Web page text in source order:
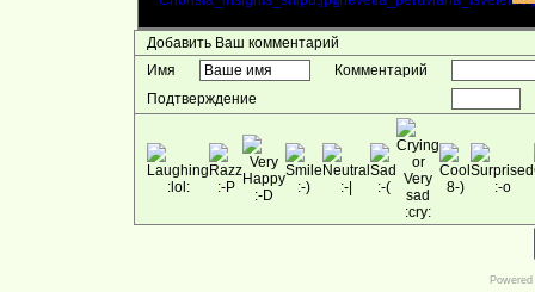
Добавить Ваш комментарий
Имя
Комментарий
Подтверждение